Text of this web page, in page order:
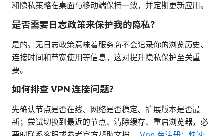
和隐私策略在桌面与移动端保持一致，并定期更新应用。
是否需要日志政策来保护我的隐私？
是的。无日志政策意味着服务商不会记录你的浏览历史、
连接时间和带宽使用等信息，这对提升隐私保护至关重
要。
如何排查 VPN 连接问题？
先确认节点是否在线、网络是否稳定、扩展版本是否最
新；尝试切换到最近的节点、清除缓存、重启浏览器，必